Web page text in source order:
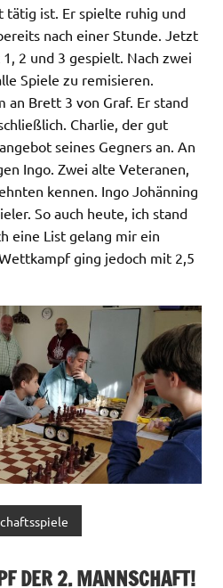
tätig ist. Er spielte ruhig und
nach einer Stunde. Jetzt
2 und 3 gespielt. Nach zwei
Spiele zu remisieren.
an Brett 3 von Graf. Er stand
Charlie, der gut
seines Gegners an. An
Ingo. Zwei alte Veteranen,
kennen. Ingo Johänning
So auch heute, ich stand
eine List gelang mir ein
ging jedoch mit 2,5
DER 2. MANNSCHAFT!